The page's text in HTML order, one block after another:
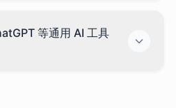
等通用 AI 工具